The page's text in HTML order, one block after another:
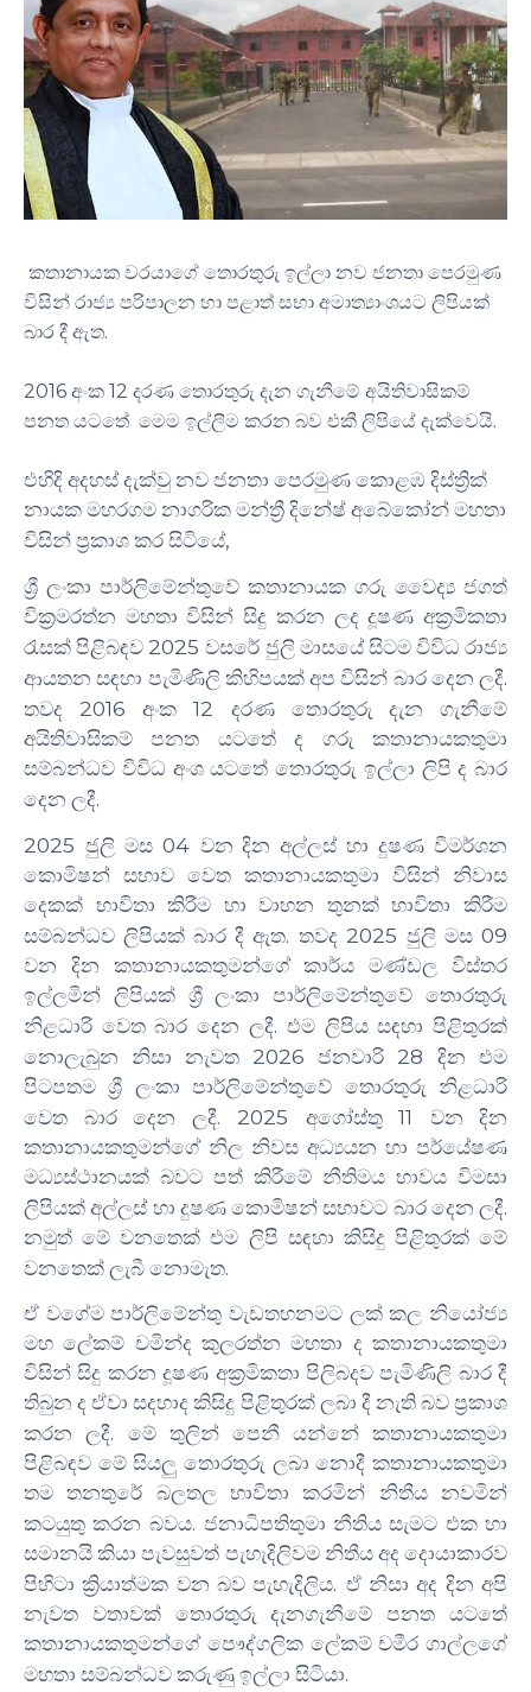
කතානායක වරයාගේ තොරතුරු ඉල්ලා නව ජනතා පෙරමුණ
විසින් රාජ්‍ය පරිපාලන හා පළාත් සභා අමාත්‍යාංශයට ලිපියක්
බාර දී ඇත.
2016 අංක 12 දරණ තොරතුරු දැන ගැනීමේ අයිතිවාසිකම්
පනත යටතේ මෙම ඉල්ලීම කරන බව එකී ලිපියේ දැක්වෙයි.
එහිදි අදහස් දැක්වු නව ජනතා පෙරමුණ කොළඹ දිස්ත්‍රික්
නායක මහරගම නාගරික මන්ත්‍රී දිනේෂ් අබේකෝන් මහතා
විසින් ප්‍රකාශ කර සිටියේ,
ශ්‍රී ලංකා පාර්ලිමේන්තුවේ කතානායක ගරු වෛද්‍ය ජගත්
වික්‍රමරත්න මහතා විසින් සිදු කරන ලද දූෂණ අක්‍රමිකතා
රැසක් පිළිබඳව 2025වසරේ ජුලි මාසයේ සිටම විවිධ රාජ්‍ය
ආයතන සඳහා පැමිණිලි කිහිපයක් අප විසින් බාර දෙන ලදී.
තවද 2016අංක12 දරණ තොරතුරු දැන ගැනීමේ
අයිතිවාසිකම් පනත යටතේ ද ගරු කතානායකතුමා
සම්බන්ධව විවිධ අංශ යටතේ තොරතුරු ඉල්ලා ලිපි ද බාර
දෙන ලදී.
2025 ජුලි මස 04 වන දින අල්ලස් හා දුෂණ විමර්ශන
කොමිෂන් සභාව වෙත කතානායකතුමා විසින් නිවාස
දෙකක් භාවිතා කිරීම හා වාහන තුනක් භාවිතා කිරීම
සම්බන්ධව ලිපියක් බාර දී ඇත. තවද 2025 ජුලි මස 09
වන දින කතානායකතුමන්ගේ කාර්ය මණ්ඩල විස්තර
ඉල්ලමින් ලිපියක් ශ්‍රී ලංකා පාර්ලිමේන්තුවේ තොරතුරු
නිළධාරි වෙත බාර දෙන ලදී.එම ලිපිය සඳහා පිළිතුරක්
නොලැබුන නිසා නැවත 2026ජනවාරි 28
දින එම
පිටපතමශ්‍රී ලංකා පාර්ලිමේන්තුවේ තොරතුරු නිළධාරි
වෙත බාර දෙන ලදී. 2025 අගෝස්තු 11
වන දින
කතානායකතුමන්ගේ නිල නිවස අධ්‍යයන හා පර්යේෂණ
මධ්‍යස්ථානයක් බවට පත් කිරීමේ නීතිමය භාවය විමසා
ලිපියක්අල්ලස් හා දුෂණ කොමිෂන් සභාවට බාර දෙන ලදී.
නමුත් මේ වනතෙක් එම ලිපි සඳහා කිසිදු පිළිතුරක් මේ
වනතෙක් ලැබී නොමැත.
ඒ වගේම පාර්ලිමේන්තු වැඩතහනමට ලක් කල නියෝජ්‍ය
මහ ලේකම් චමින්ද කුලරත්න මහතා ද කතානායකතුමා
විසින් සිදු කරන දූෂණ අක්‍රමිකතා පිලිබදව පැමිණිලි බාර දී
තිබුන ද ඒවා සදහාද කිසිදු පිළිතුරක් ලබා දී නැති බව ප්‍රකාශ
කරන ලදී. මේ තුලින් පෙනී යන්නේ කතානායකතුමා
පිළිබඳව මේ සියලු තොරතුරු ලබා නොදී කතානායකතුමා
තම තනතුරේ බලතල භාවිතා කරමින් නිතීය නවමින්
කටයුතු කරන බවය. ජනාධිපතිතුමා නීතිය සැමට එක හා
සමානයි කියා පැවසුවත් පැහැදිලිවම නිතීය අද දොයාකාරව
පිහිටා ක්‍රියාත්මක වන බව පැහැදිලිය. ඒ නිසා අද දින අපි
නැවත වතාවක් තොරතුරු දැනගැනීමේ පනත යටතේ
කතානායකතුමන්ගේ පෞද්ගලික ලේකම් චමීර ගාල්ලගේ
මහතා සම්බන්ධව කරුණු ඉල්ලා සිටියා.